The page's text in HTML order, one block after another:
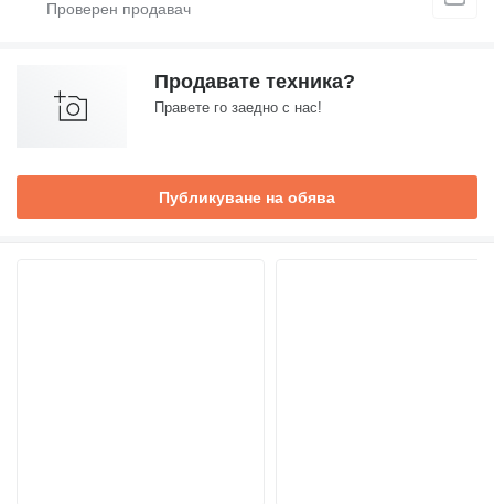
Продавате техника?
Правете го заедно с нас!
Публикуване на обява